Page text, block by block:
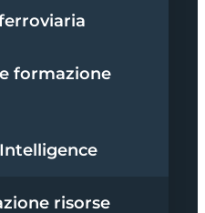
formazione
risorse